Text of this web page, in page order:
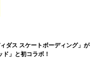
ィダス スケートボーディング」が
ド」と初コラボ！